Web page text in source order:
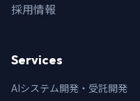
採用情報
Services
AIシステム開発・受託開発